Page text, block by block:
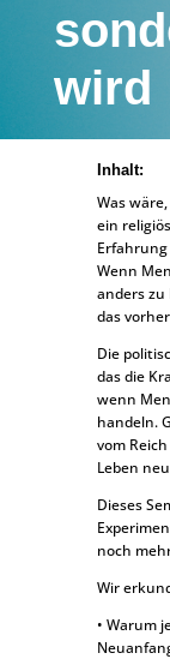
wird
Inhalt:
Was
ein
Wenn
anders
das
Die
das die
wenn
handeln.
vom
Leben
Dieses
noch
Wir
• Warum